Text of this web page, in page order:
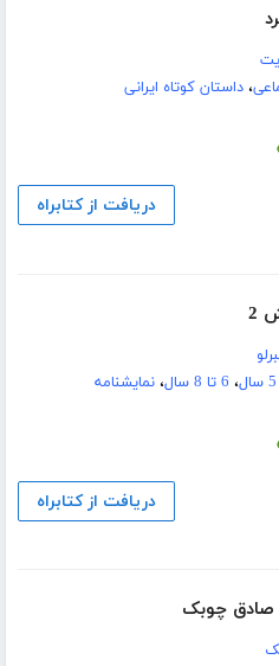
،داستان کوتاه ایرانی
دریافت از کتابراه
2
، 6 تا 8 سال ،نمایشنامه
دریافت از کتابراه
صادق چوبک